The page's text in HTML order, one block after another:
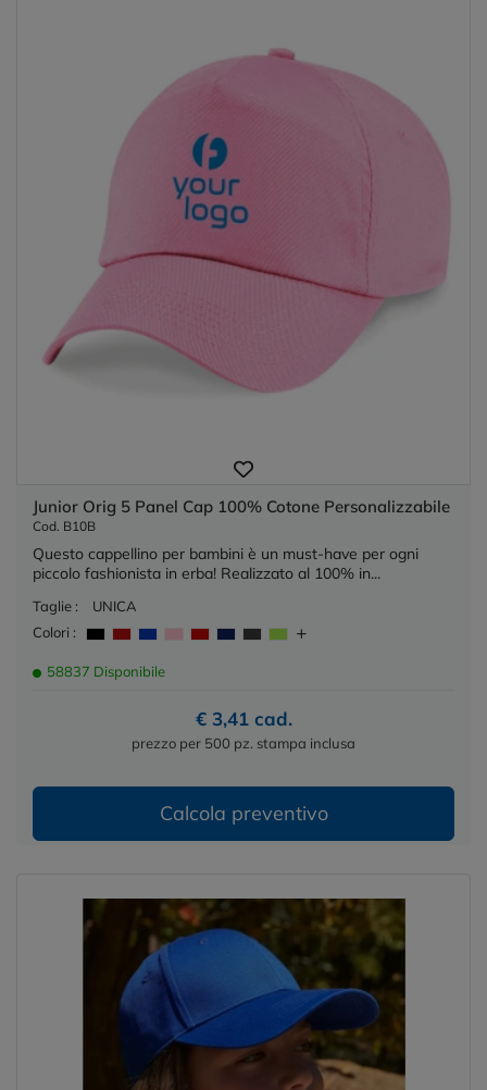
Junior Orig 5 Panel Cap 100% Cotone Personalizzabile
Cod. B10B
Questo cappellino per bambini è un must-have per ogni
piccolo fashionista in erba! Realizzato al 100% in...
Taglie :
UNICA
Colori :
58837 Disponibile
€ 3,41 cad.
prezzo per 500 pz. stampa inclusa
Calcola preventivo